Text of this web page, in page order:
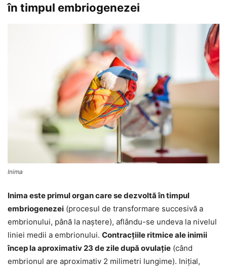
în timpul embriogenezei
Inima
Inima este primul organ care se dezvoltă în timpul
embriogenezei (procesul de transformare succesivă a
embrionului, până la naştere), aflându-se undeva la nivelul
liniei medii a embrionului. Contracţiile ritmice ale inimii
încep la aproximativ 23 de zile după ovulație (când
embrionul are aproximativ 2 milimetri lungime). Iniţial,